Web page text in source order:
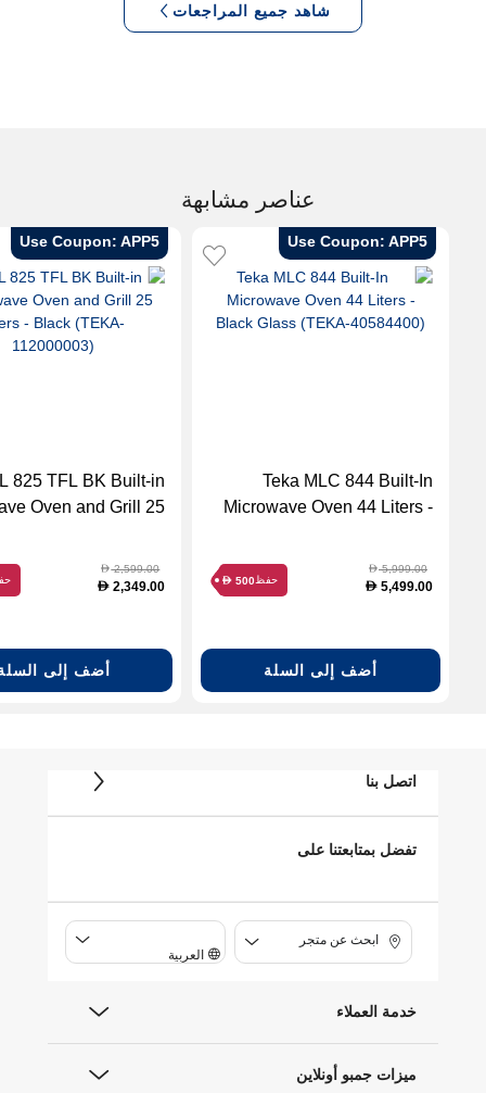
شاهد جميع المراجعات
عناصر مشابهة
Use Coupon: APP5
Teka MLC 844 Built-In
Microwave Oven 44 Liters -
40584400)
D5,999.00
D 5,499.00 حفظ D 500
أضف إلى السلة
Use Coupon: APP5
825 TFL BK Built-in
Oven and Grill 25
112000003)
D2,599.00
D 2,349.00
أضف إلى
اتصل بنا
تفضل بمتابعتنا على
ابحث عن متجر
العربية
خدمة العملاء
ميزات جمبو أونلاين